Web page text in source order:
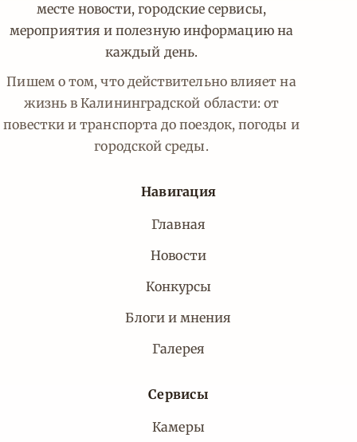
месте новости, городские сервисы,
мероприятия и полезную информацию на
каждый день.
Пишем о том, что действительно влияет на
жизнь в Калининградской области: от
повестки и транспорта до поездок, погоды и
городской среды.
Навигация
Главная
Новости
Конкурсы
Блоги и мнения
Галерея
Сервисы
Камеры